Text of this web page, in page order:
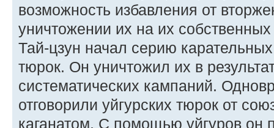
возможность избавления от
уничтожении их на их
Тай-цзун начал серию
тюрок. Он уничтожил их в
систематических кампаний.
отговорили уйгурских тюрок от
каганатом. С помощью уйгуров он